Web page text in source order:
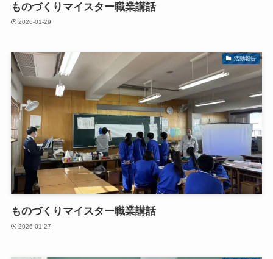
ものづくりマイスター職業講話
2026-01-29
活動報告
ものづくりマイスター職業講話
2026-01-27